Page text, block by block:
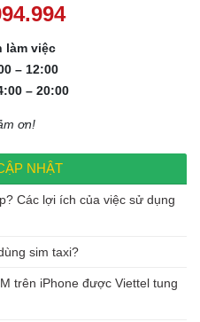
làm việc
– 12:00
– 20:00
ơn!
NHẬT
Các lợi ích của việc sử dụng
sim taxi?
trên iPhone được Viettel tung